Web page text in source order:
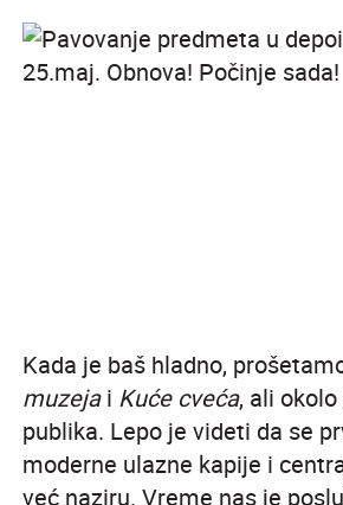
Kada je baš hladno,
muzejai Kuće cveća, ali
publika. Lepo je videti da se
moderne ulazne kapije i
već naziru. Vreme nas je